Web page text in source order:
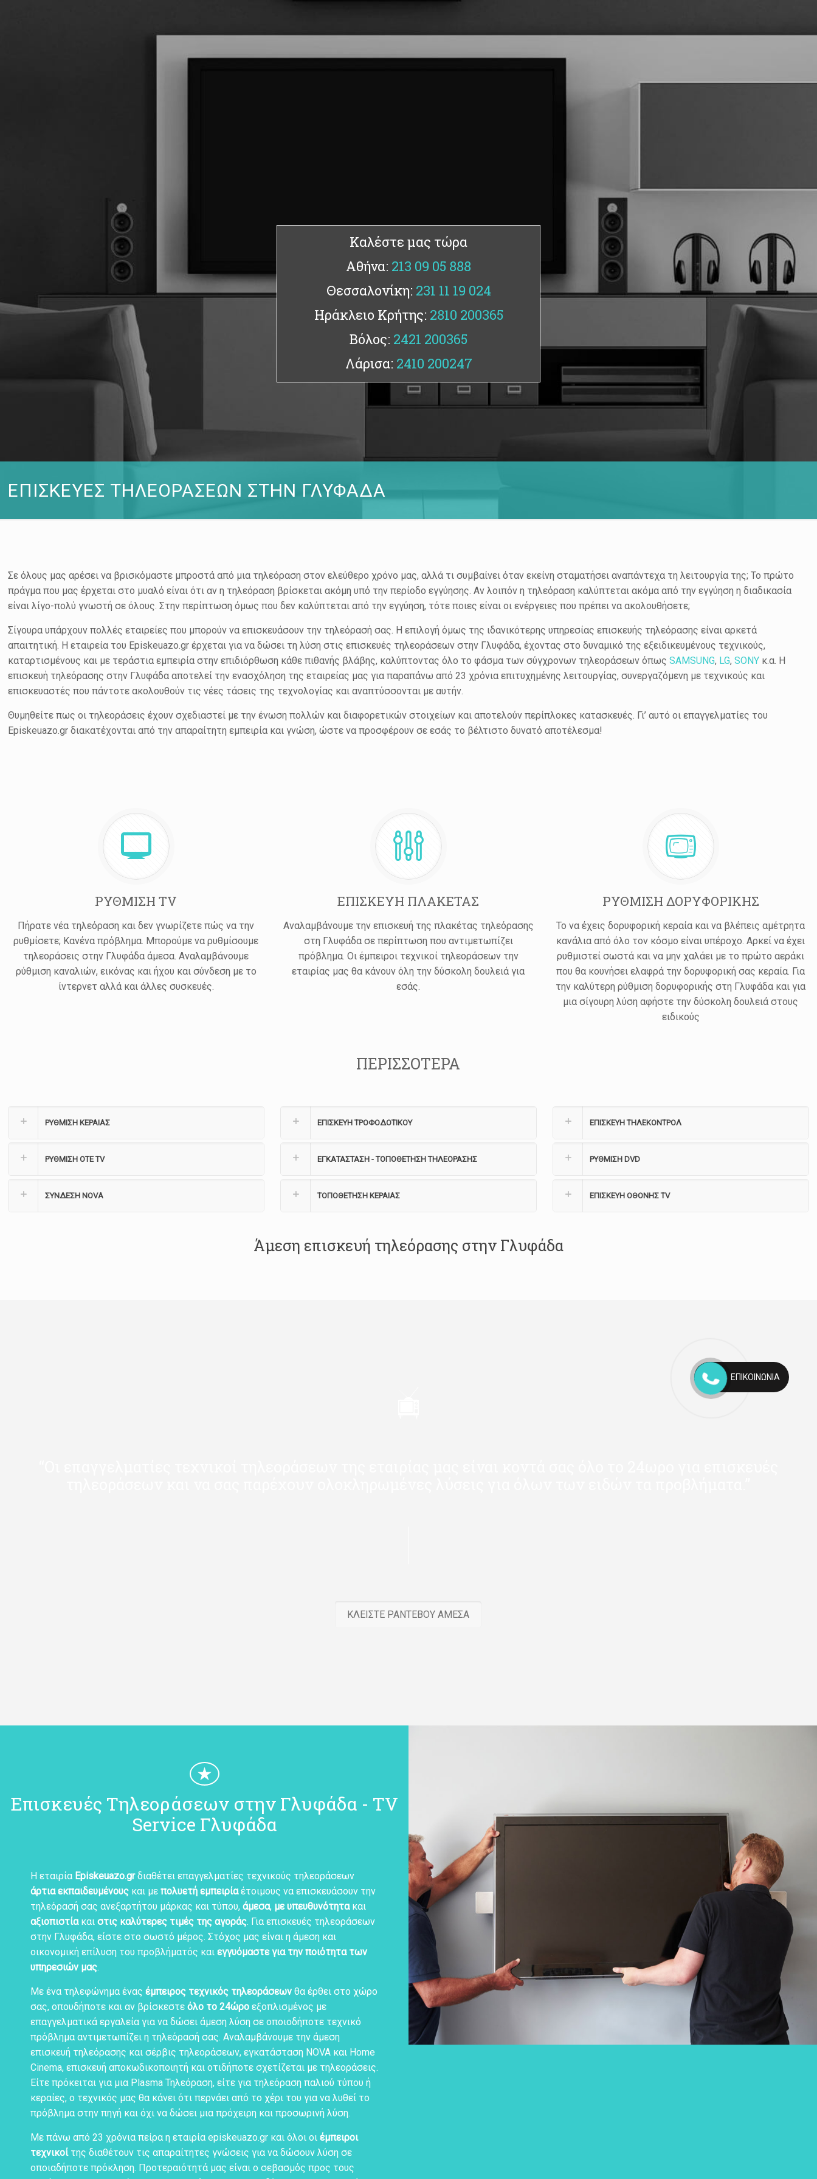
Καλέστε μας τώρα
Αθήνα: 213 09 05 888
Θεσσαλονίκη: 231 11 19 024
Ηράκλειο Κρήτης: 2810 200365
Βόλος: 2421 200365
Λάρισα: 2410 200247
ΕΠΙΣΚΕΥΕΣ ΤΗΛΕΟΡΑΣΕΩΝ ΣΤΗΝ ΓΛΥΦΑΔΑ
Σε όλους μας αρέσει να βρισκόμαστε μπροστά από μια τηλεόραση στον ελεύθερο χρόνο μας, αλλά τι συμβαίνει όταν εκείνη σταματήσει αναπάντεχα τη λειτουργία της; Το πρώτο
πράγμα που μας έρχεται στο μυαλό είναι ότι αν η τηλεόραση βρίσκεται ακόμη υπό την περίοδο εγγύησης. Αν λοιπόν η τηλεόραση καλύπτεται ακόμα από την εγγύηση η διαδικασία
είναι λίγο-πολύ γνωστή σε όλους. Στην περίπτωση όμως που δεν καλύπτεται από την εγγύηση, τότε ποιες είναι οι ενέργειες που πρέπει να ακολουθήσετε;
Σίγουρα υπάρχουν πολλές εταιρείες που μπορούν να επισκευάσουν την τηλεόρασή σας. Η επιλογή όμως της ιδανικότερης υπηρεσίας επισκευής τηλεόρασης είναι αρκετά
απαιτητική. Η εταιρεία του Episkeuazo.gr έρχεται για να δώσει τη λύση στις επισκευές τηλεοράσεων στην Γλυφάδα, έχοντας στο δυναμικό της εξειδικευμένους τεχνικούς,
καταρτισμένους και με τεράστια εμπειρία στην επιδιόρθωση κάθε πιθανής βλάβης, καλύπτοντας όλο το φάσμα των σύγχρονων τηλεοράσεων όπωςSAMSUNG, LG,SONY κ.α. Η
επισκευή τηλεόρασης στην Γλυφάδα αποτελεί την ενασχόληση της εταιρείας μας για παραπάνω από 23 χρόνια επιτυχημένης λειτουργίας, συνεργαζόμενη με τεχνικούς και
επισκευαστές που πάντοτε ακολουθούν τις νέες τάσεις της τεχνολογίας και αναπτύσσονται με αυτήν.
Θυμηθείτε πως οι τηλεοράσεις έχουν σχεδιαστεί με την ένωση πολλών και διαφορετικών στοιχείων και αποτελούν περίπλοκες κατασκευές. Γι’ αυτό οι επαγγελματίες του
Episkeuazo.gr διακατέχονται από την απαραίτητη εμπειρία και γνώση, ώστε να προσφέρουν σε εσάς το βέλτιστο δυνατό αποτέλεσμα!
ΡΥΘΜΙΣΗ TV
Πήρατε νέα τηλεόραση και δεν γνωρίζετε πώς να την
ρυθμίσετε; Κανένα πρόβλημα. Μπορούμε να ρυθμίσουμε
τηλεοράσεις στην Γλυφάδα άμεσα. Αναλαμβάνουμε
ρύθμιση καναλιών, εικόνας και ήχου και σύνδεση με το
ίντερνετ αλλά και άλλες συσκευές.
ΕΠΙΣΚΕΥΗ ΠΛΑΚΕΤΑΣ
Αναλαμβάνουμε την επισκευή της πλακέτας τηλεόρασης
στη Γλυφάδα σε περίπτωση που αντιμετωπίζει
πρόβλημα. Οι έμπειροι τεχνικοί τηλεοράσεων την
εταιρίας μας θα κάνουν όλη την δύσκολη δουλειά για
εσάς.
ΡΥΘΜΙΣΗ ΔΟΡΥΦΟΡΙΚΗΣ
Το να έχεις δορυφορική κεραία και να βλέπεις αμέτρητα
κανάλια από όλο τον κόσμο είναι υπέροχο. Αρκεί να έχει
ρυθμιστεί σωστά και να μην χαλάει με το πρώτο αεράκι
που θα κουνήσει ελαφρά την δορυφορική σας κεραία. Για
την καλύτερη ρύθμιση δορυφορικής στη Γλυφάδα και για
μια σίγουρη λύση αφήστε την δύσκολη δουλειά στους
ειδικούς
ΠΕΡΙΣΣΟΤΕΡΑ
ΡΥΘΜΙΣΗ ΚΕΡΑΙΑΣ
ΡΥΘΜΙΣΗ ΟΤΕ TV
ΣΥΝΔΕΣΗ NOVA
ΕΠΙΣΚΕΥΗ ΤΡΟΦΟΔΟΤΙΚΟΥ
ΕΓΚΑΤΑΣΤΑΣΗ - ΤΟΠΟΘΕΤΗΣΗ ΤΗΛΕΟΡΑΣΗΣ
ΤΟΠΟΘΕΤΗΣΗ ΚΕΡΑΙΑΣ
ΕΠΙΣΚΕΥΗ ΤΗΛΕΚΟΝΤΡΟΛ
ΡΥΘΜΙΣΗ DVD
ΕΠΙΣΚΕΥΗ ΟΘΟΝΗΣ TV
Άμεση επισκευή τηλεόρασης στην Γλυφάδα
ΚΛΕΙΣΤΕ ΡΑΝΤΕΒΟΥ ΑΜΕΣΑ
★
Επισκευές Τηλεοράσεων στην Γλυφάδα - TV
Service Γλυφάδα
Η εταιρία Episkeuazo.grδιαθέτει επαγγελματίες τεχνικούς τηλεοράσεων
άρτια εκπαιδευμένους και με πολυετή εμπειρίαέτοιμους να επισκευάσουν την
τηλεόρασή σας ανεξαρτήτου μάρκας και τύπου, άμεσα, με υπευθυνότητακαι
αξιοπιστίακαι στις καλύτερες τιμές της αγοράς. Για επισκευές τηλεοράσεων
στην Γλυφάδα, είστε στο σωστό μέρος. Στόχος μας είναι η άμεση και
οικονομική επίλυση του προβλήματός και εγγυόμαστε για την ποιότητα των
υπηρεσιών μας.
Με ένα τηλεφώνημα ένας έμπειρος τεχνικός τηλεοράσεων θα έρθει στο χώρο
σας, οπουδήποτε και αν βρίσκεστε όλο το 24ώρο εξοπλισμένος με
επαγγελματικά εργαλεία για να δώσει άμεση λύση σε οποιοδήποτε τεχνικό
πρόβλημα αντιμετωπίζει η τηλεόρασή σας. Αναλαμβάνουμε την άμεση
επισκευή τηλεόρασης και σέρβις τηλεοράσεων, εγκατάσταση NOVA και Home
Cinema, επισκευή αποκωδικοποιητή και οτιδήποτε σχετίζεται με τηλεοράσεις.
Είτε πρόκειται για μια Plasma Τηλεόραση, είτε για τηλεόραση παλιού τύπου ή
κεραίες, ο τεχνικός μας θα κάνει ότι περνάει από το χέρι του για να λυθεί το
πρόβλημα στην πηγή και όχι να δώσει μια πρόχειρη και προσωρινή λύση.
Με πάνω από 23 χρόνια πείρα η εταιρία episkeuazo.gr και όλοι οι έμπειροι
τεχνικοίτης διαθέτουν τις απαραίτητες γνώσεις για να δώσουν λύση σε
οποιαδήποτε πρόκληση. Προτεραιότητά μας είναι ο σεβασμός προς τους
ΕΠΙΚΟΙΝΩΝΊΑ